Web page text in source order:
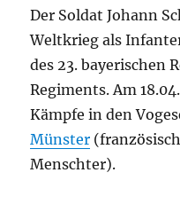
Der Soldat Johann
Weltkrieg als
des 23. bayerischen
Regiments. Am
Kämpfe in den
Münster
Menschter).